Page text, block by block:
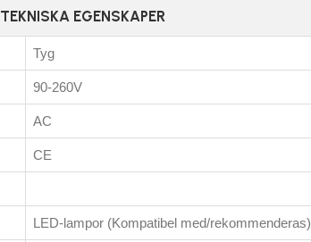
TEKNISKA EGENSKAPER
Tyg
90-260V
AC
CE
LED-lampor (Kompatibel med/rekommenderas)